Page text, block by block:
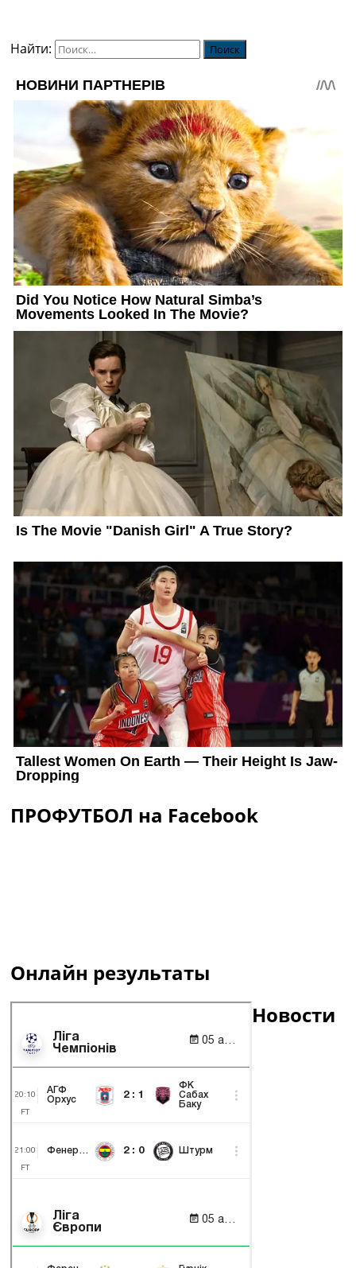
Найти:
ПРОФУТБОЛ на Facebook
Онлайн результаты
Новости